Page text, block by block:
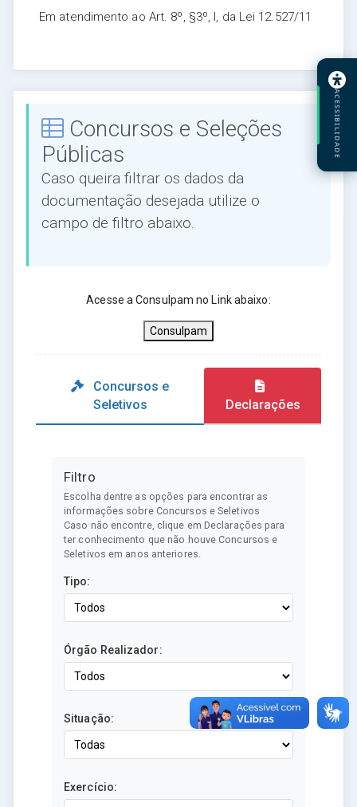
Em atendimento ao Art. 8º, §3º, I, da Lei 12.527/11
Concursos e Seleções
Públicas
Caso queira filtrar os dados da
documentação desejada utilize o
campo de filtro abaixo.
Acesse a Consulpam no Link abaixo:
Consulpam
Concursos e
Seletivos
Declarações
Filtro
Escolha dentre as opções para encontrar as
informações sobre Concursos e Seletivos
Caso não encontre, clique em Declarações para
ter conhecimento que não houve Concursos e
Seletivos em anos anteriores.
Tipo:
Órgão Realizador:
Situação:
Exercício:
ACESSIBILIDADE